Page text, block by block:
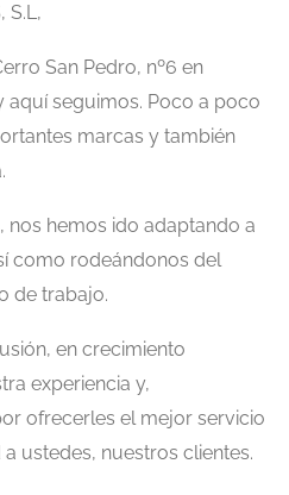
S.L,
San Pedro, nº6 en
aquí seguimos. Poco a poco
marcas y también
nos hemos ido adaptando a
como rodeándonos del
de trabajo.
en crecimiento
experiencia y,
ofrecerles el mejor servicio
ustedes, nuestros clientes.